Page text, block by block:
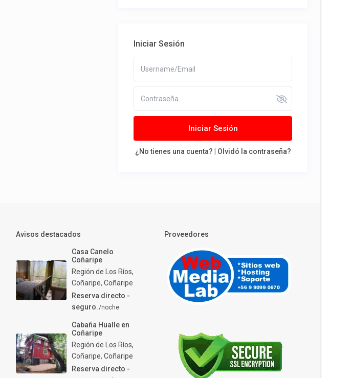
Iniciar Sesión
Iniciar Sesión
¿No tienes una cuenta? Olvidó la contraseña?
Avisos destacados
Casa Canelo
Coñaripe
Región de Los Ríos,
Coñaripe,Coñaripe
Reserva directo -
seguro./noche
Cabaña Hualle en
Coñaripe
Región de Los Ríos,
Coñaripe,Coñaripe
Reserva directo -
Proveedores